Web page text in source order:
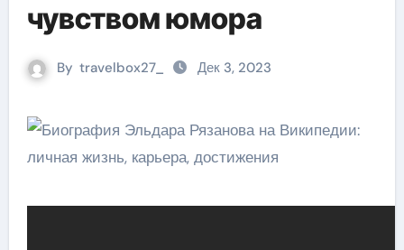
чувством юмора
By travelbox27_ Дек 3, 2023